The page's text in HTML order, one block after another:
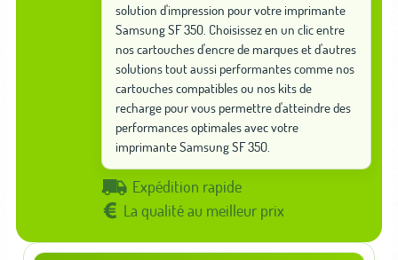
solution d'impression pour votre imprimante
Samsung SF 350. Choisissez en un clic entre
nos cartouches d'encre de marques et d'autres
solutions tout aussi performantes comme nos
cartouches compatibles ou nos kits de
recharge pour vous permettre d'atteindre des
performances optimales avec votre
imprimante Samsung SF 350.
Expédition rapide
La qualité au meilleur prix